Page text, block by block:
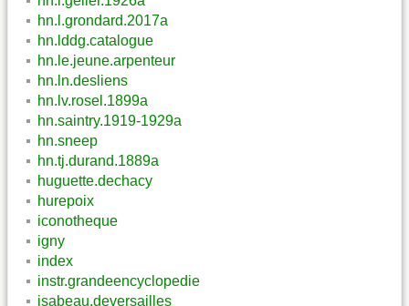
hn.l.grondard.2017a
hn.lddg.catalogue
hn.le.jeune.arpenteur
hn.ln.desliens
hn.lv.rosel.1899a
hn.saintry.1919-1929a
hn.sneep
hn.tj.durand.1889a
huguette.dechacy
hurepoix
iconotheque
igny
index
instr.grandeencyclopedie
isabeau.deversailles